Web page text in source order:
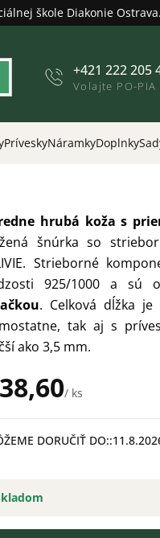
škole Diakonie Ostrava.
+421 222 205
Volajte PO-PIA
PríveskyNáramkyDoplnky
/ ks
DORUČIŤ DO:
hrubá koža s
šnúrka so
Strieborné
925/1000 a sú
. Celková dĺžka
tak aj s
ako 3,5 mm.